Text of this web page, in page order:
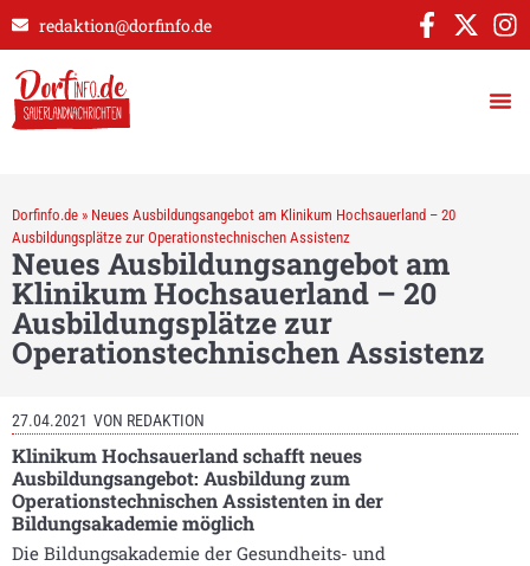
redaktion@dorfinfo.de
Dorfinfo.de » Neues Ausbildungsangebot am Klinikum Hochsauerland – 20
Ausbildungsplätze zur Operationstechnischen Assistenz
Neues Ausbildungsangebot am
Klinikum Hochsauerland – 20
Ausbildungsplätze zur
Operationstechnischen Assistenz
27.04.2021 VON REDAKTION
Klinikum Hochsauerland schafft neues
Ausbildungsangebot: Ausbildung zum
Operationstechnischen Assistenten in der
Bildungsakademie möglich
Die Bildungsakademie der Gesundheits- und